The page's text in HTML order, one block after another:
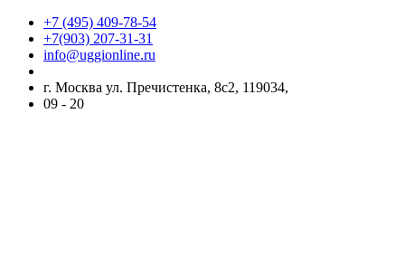
+7 (495) 409-78-54
+7(903) 207-31-31
info@uggionline.ru
г. Москва ул. Пречистенка, 8с2, 119034,
09 - 20